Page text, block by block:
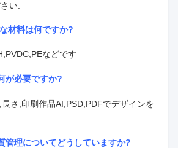
い.
材料は何ですか?
などです
が必要ですか?
さ,印刷作品AI,PSD,PDFでデザインを
管理についてどうしていますか?